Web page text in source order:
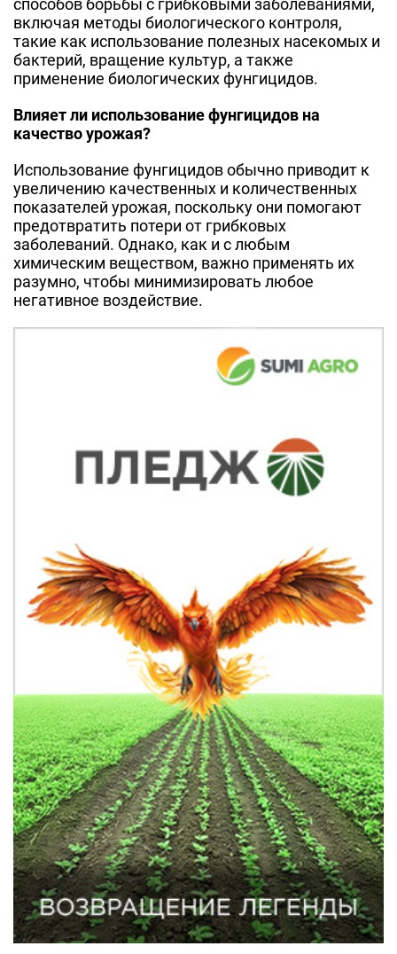
способов борьбы с грибковыми заболеваниями,
включая методы биологического контроля,
такие как использование полезных насекомых и
бактерий, вращение культур, а также
применение биологических фунгицидов.
Влияет ли использование фунгицидов на
качество урожая?
Использование фунгицидов обычно приводит к
увеличению качественных и количественных
показателей урожая, поскольку они помогают
предотвратить потери от грибковых
заболеваний. Однако, как и с любым
химическим веществом, важно применять их
разумно, чтобы минимизировать любое
негативное воздействие.